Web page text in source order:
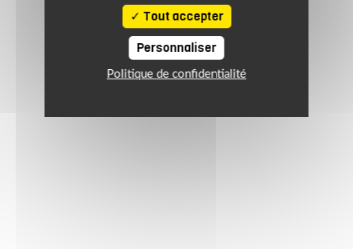
Tout accepter
Personnaliser
Politique de confidentialité